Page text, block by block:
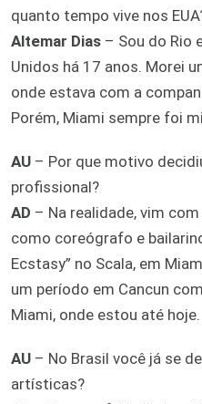
quanto tempo vive nos
Altemar Dias – Sou do Rio
Unidos há 17 anos. Morei
onde estava com a
Porém, Miami sempre foi
AU – Por que motivo
profissional?
AD – Na realidade, vim
como coreógrafo e
Ecstasy” no Scala, em
um período em Cancun
Miami, onde estou até hoje.
AU – No Brasil você já se
artísticas?